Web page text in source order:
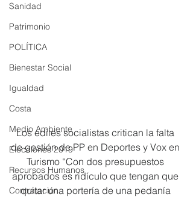
Sanidad
Patrimonio
POLÍTICA
Bienestar Social
Igualdad
Costa
Medio Ambiente
Elecciones 2019
Recursos Humanos
Contratación
Los ediles socialistas critican la falta
de gestión de PP en Deportes y Vox en
Turismo “Con dos presupuestos
aprobados es ridículo que tengan que
quitar una portería de una pedanía